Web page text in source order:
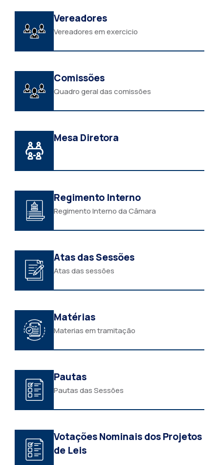
Vereadores
Vereadores em exercicio
Comissões
Quadro geral das comissões
Mesa Diretora
Regimento Interno
Regimento Interno da Câmara
Atas das Sessões
Atas das sessões
Matérias
Materias em tramitação
Pautas
Pautas das Sessões
Votações Nominais dos Projetos
de Leis